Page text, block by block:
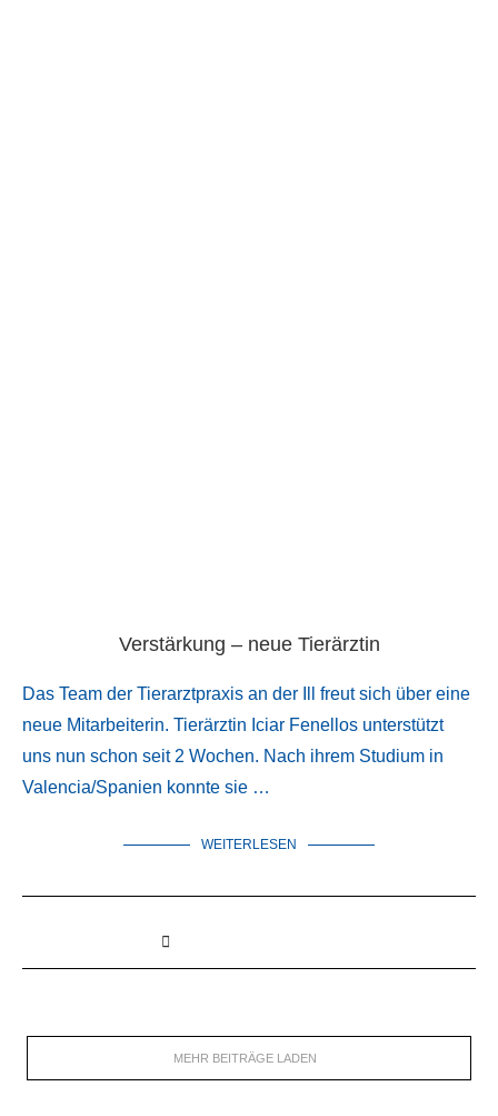
Verstärkung – neue Tierärztin
Das Team der Tierarztpraxis an der Ill freut sich über eine
neue Mitarbeiterin. Tierärztin Iciar Fenellos unterstützt
uns nun schon seit 2 Wochen. Nach ihrem Studium in
Valencia/Spanien konnte sie …
WEITERLESEN
MEHR BEITRÄGE LADEN